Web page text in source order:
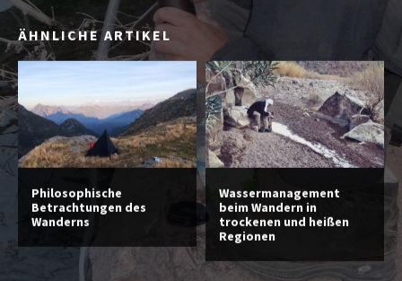
ÄHNLICHE ARTIKEL
Philosophische
Betrachtungen des
Wanderns
Wassermanagement
beim Wandern in
trockenen und heißen
Regionen